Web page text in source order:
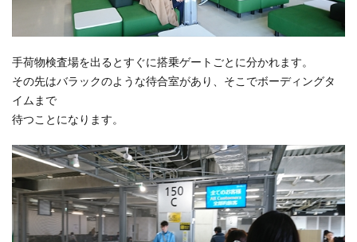
手荷物検査場を出るとすぐに搭乗ゲートごとに分かれます。
その先はバラックのような待合室があり、そこでボーディングタ
イムまで
待つことになります。